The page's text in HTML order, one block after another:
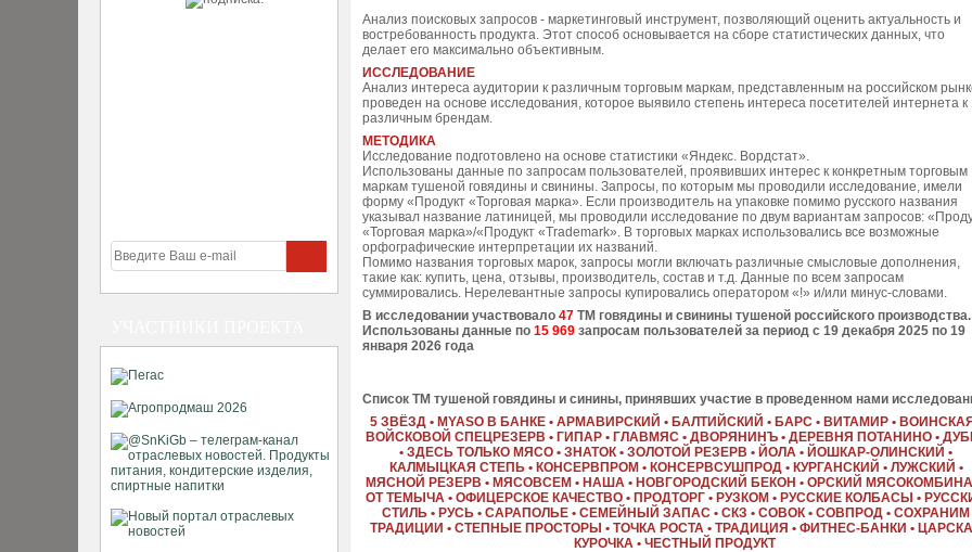
Анализ поисковых запросов - маркетинговый инструмент, позволяющий оценить актуальность и
востребованность продукта. Этот способ основывается на сборе статистических данных, что
делает его максимально объективным.
ИССЛЕДОВАНИЕ
Анализ интереса аудитории к различным торговым маркам, представленным на российском
проведен на основе исследования, которое выявило степень интереса посетителей интернета к
различным брендам.
МЕТОДИКА
Исследование подготовлено на основе статистики «Яндекс. Вордстат».
Использованы данные по запросам пользователей, проявивших интерес к конкретным торговым
маркам тушеной говядины и свинины. Запросы, по которым мы проводили исследование, имели
форму «Продукт «Торговая марка». Если производитель на упаковке помимо русского названия
указывал название латиницей, мы проводили исследование по двум вариантам запросов:
«Торговая марка»/«Продукт «Trademark». В торговых марках использовались все возможные
орфографические интерпретации их названий.
Помимо названия торговых марок, запросы могли включать различные смысловые дополнения,
такие как: купить, цена, отзывы, производитель, состав и т.д. Данные по всем запросам
суммировались. Нерелевантные запросы купировались оператором «!» и/или минус-словами.
В исследовании участвовало 47 ТМ говядины и свинины тушеной российского производства.
Использованы данные по 15 969 запросам пользователей за период с 19 декабря 2025 по 19
января 2026 года
Список ТМ тушеной говядины и синины, принявших участие в проведенном нами
5 ЗВЁЗД • MYASO В БАНКЕ • АРМАВИРСКИЙ • БАЛТИЙСКИЙ • БАРС • ВИТАМИР •
ВОЙСКОВОЙ СПЕЦРЕЗЕРВ • ГИПАР • ГЛАВМЯС • ДВОРЯНИНЪ • ДЕРЕВНЯ ПОТАНИНО •
• ЗДЕСЬ ТОЛЬКО МЯСО • ЗНАТОК • ЗОЛОТОЙ РЕЗЕРВ • ЙОЛА • ЙОШКАР-ОЛИНСКИЙ •
КАЛМЫЦКАЯ СТЕПЬ • КОНСЕРВПРОМ • КОНСЕРВСУШПРОД • КУРГАНСКИЙ • ЛУЖСКИЙ •
МЯСНОЙ РЕЗЕРВ • МЯСОВСЕМ • НАША • НОВГОРОДСКИЙ БЕКОН • ОРСКИЙ
ОТ ТЕМЫЧА • ОФИЦЕРСКОЕ КАЧЕСТВО • ПРОДТОРГ • РУЗКОМ • РУССКИЕ КОЛБАСЫ •
СТИЛЬ • РУСЬ • САРАПОЛЬЕ • СЕМЕЙНЫЙ ЗАПАС • СКЗ • СОВОК • СОВПРОД • СОХРАНИМ
ТРАДИЦИИ • СТЕПНЫЕ ПРОСТОРЫ • ТОЧКА РОСТА • ТРАДИЦИЯ • ФИТНЕС-БАНКИ •
КУРОЧКА • ЧЕСТНЫЙ ПРОДУКТ